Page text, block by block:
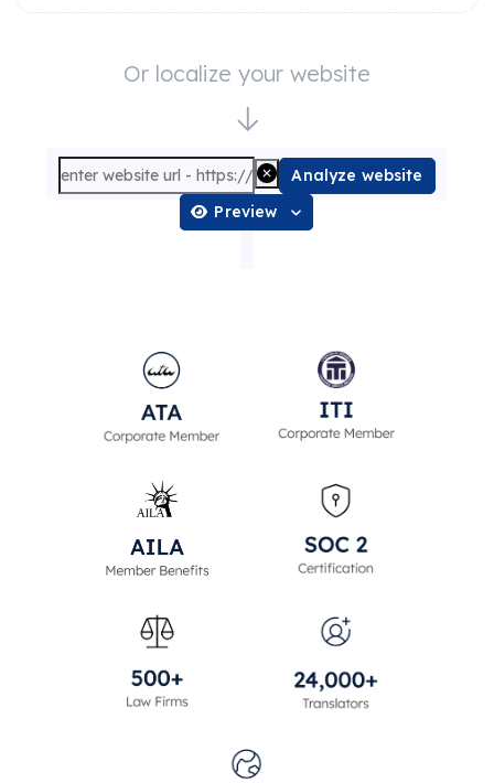
Or localize your website
Analyze website
Preview